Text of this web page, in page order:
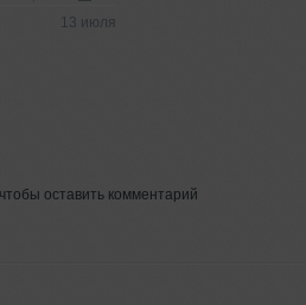
13 июля
оставить комментарий